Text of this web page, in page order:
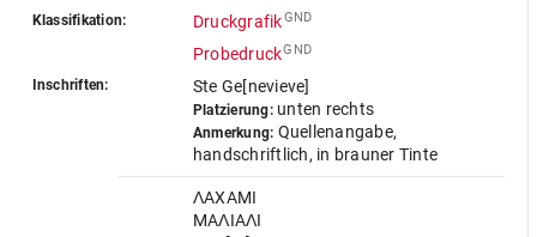
Klassifikation: DruckgrafikGND
ProbedruckGND
Inschriften: Ste Ge[nevieve]
Platzierung:unten rechts
Anmerkung: Quellenangabe,
handschriftlich, in brauner Tinte
ΛAXAMI
MAΛIAΛI